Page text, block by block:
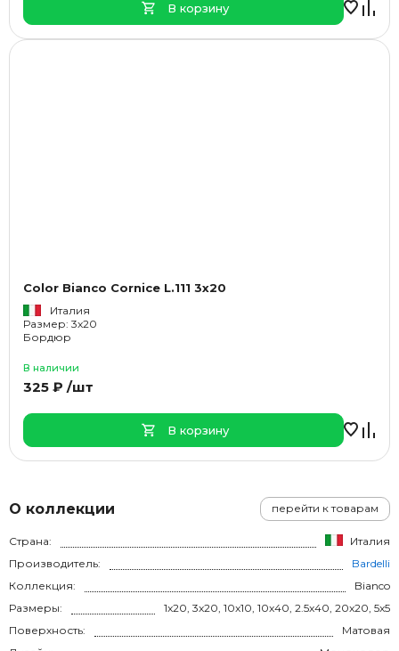
О коллекции перейти к товарам
Страна:
Италия
Производитель:
Bardelli
Коллекция:
Bianco
Размеры:
1x20, 3x20, 10x10, 10x40, 2.5x40, 20x20, 5x5
Поверхность:
Матовая
В корзину
Color Bianco Cornice L.111 3x20
Италия
Размер: 3x20
Бордюр
В наличии
325 ₽ /шт
В корзину